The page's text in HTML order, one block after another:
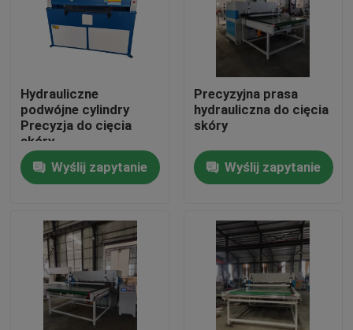
Wycieczka po fabryce
Skontaktuj się z nami
Poprosić o wycenę
Hydrauliczna maszyna do cięcia
Prasa hydrauliczna Die Cutting Machine
Hydrauliczna maszyna do cięcia ramion wahadłowych
Hydrauliczne
podwójne cylindry
Precyzja do cięcia
skóry
Wyślij zapytanie
Precyzyjna prasa
hydrauliczna do cięcia
skóry
Wyślij zapytanie